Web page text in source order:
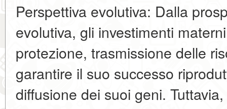
Perspettiva evolutiva: Dalla
evolutiva, gli investimenti
protezione, trasmissione delle
garantire il suo successo
diffusione dei suoi geni.